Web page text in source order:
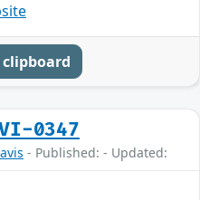
clipboard
0347
- Published: - Updated: